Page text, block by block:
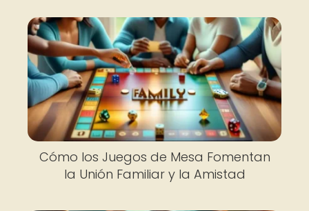
Cómo los Juegos de Mesa Fomentan
la Unión Familiar y la Amistad